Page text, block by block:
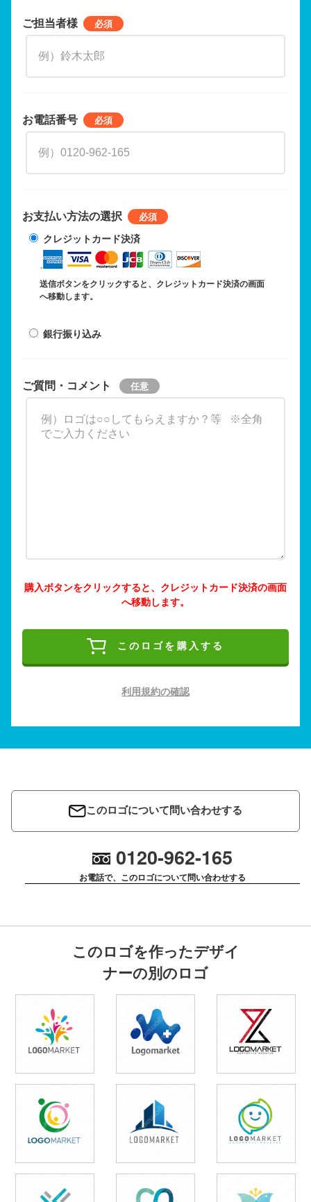
ご担当者様
お電話番号
お支払い方法の選択
クレジットカード決済
送信ボタンをクリックすると、クレジットカード決済の画面
へ移動します。
銀行振り込み
ご質問・コメント
購入ボタンをクリックすると、クレジットカード決済の画面
へ移動します。
このロゴを購入する
利用規約の確認
このロゴについて問い合わせする
0120-962-165
お電話で、このロゴについて問い合わせする
このロゴを作ったデザイ
ナーの別のロゴ